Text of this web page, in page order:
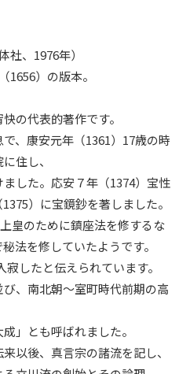
社、1976年）
）の版本。
の代表的著作です。
、康安元年（1361）17歳の時
住し、
した。応安７年（1374）宝性
）に宝鏡鈔を著しました。
皇のために鎮座法を修するな
法を修していたようです。
したと伝えられています。
、南北朝～室町時代前期の高
」とも呼ばれました。
以後、真言宗の諸流を記し、